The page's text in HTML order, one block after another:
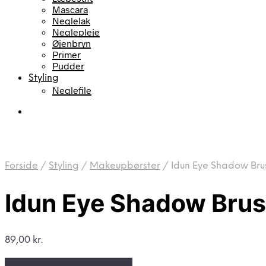
Mascara
Neglelak
Neglepleje
Øjenbryn
Primer
Pudder
Styling
Neglefile
Forside / Styling / Makeupbørster / Idun Eye Shadow
Idun Eye Shadow
89,00 kr.